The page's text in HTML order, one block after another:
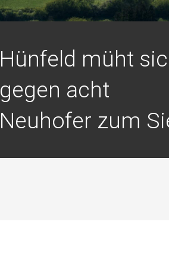
Hünfeld müht
gegen acht
Neuhofer zum